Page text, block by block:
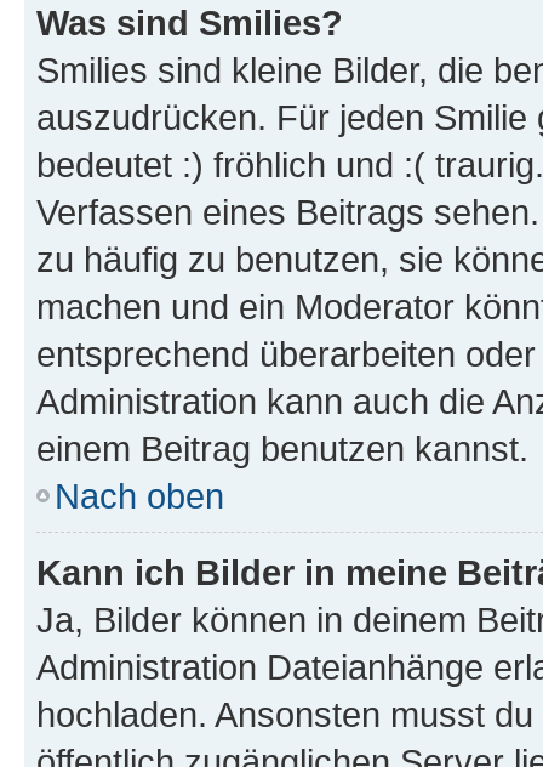
Was sind Smilies?
Smilies sind kleine Bilder, die
auszudrücken. Für jeden
bedeutet :) fröhlich und :(
Verfassen eines Beitrags
zu häufig zu benutzen, sie
machen und ein Moderator
entsprechend überarbeiten
Administration kann auch die
einem Beitrag benutzen kannst.
Nach oben
Kann ich Bilder in meine
Ja, Bilder können in deinem
Administration Dateianhänge
hochladen. Ansonsten musst